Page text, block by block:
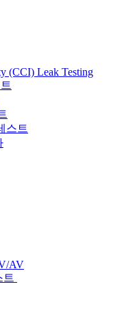
(CCI) Leak Testing
스트
AV
트